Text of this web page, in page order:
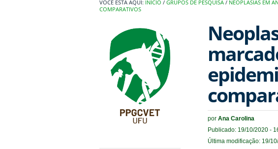
INÍCIO / GRUPOS DE PESQUISA / NEOPLASIAS EM
COMPARATIVOS
por Ana Carolina
Publicado: 19/10/2020 -
Última modificação: 19/